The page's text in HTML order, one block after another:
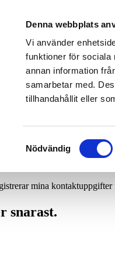
Denna webbplats
Vi använder
funktioner för sociala
annan information
samarbetar med.
tillhandahållit eller
Samtyckesval
Nödvändig
kan spara med en
mina kontaktuppgifter
snarast.